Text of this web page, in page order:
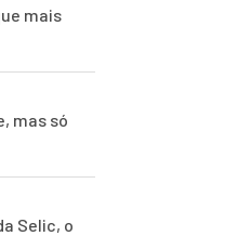
mais
mas só
Selic, o